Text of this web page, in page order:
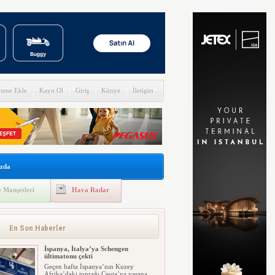
Ekle Kayıt Ol Giriş Künye İletişim
Manşetleri Hava Radar
En Son Haberler
İspanya, İtalya’ya Schengen
ültimatonu çekti
Geçen hafta İspanya’nın Kuzey